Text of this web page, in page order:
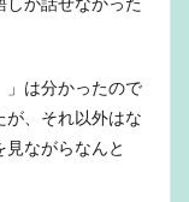
」は分かったので
が、それ以外はな
ながらなんと